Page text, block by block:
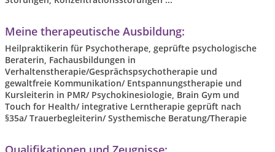
Meine therapeutische Ausbildung:
Heilpraktikerin für Psychotherape, geprüfte psychologische
Beraterin, Fachausbildungen in
Verhaltenstherapie/Gesprächspsychotherapie und
gewaltfreie Kommunikation/ Entspannungstherapie und
Kursleiterin in PMR/ Psychokinesiologie, Brain Gym und
Touch for Health/ integrative Lerntherapie geprüft nach
§35a/ Trauerbegleiterin/ Systhemische Beratung/Therapie